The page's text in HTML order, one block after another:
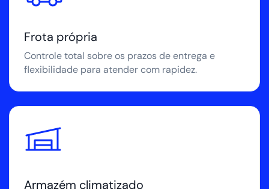
Frota própria
Controle total sobre os prazos de entrega e
flexibilidade para atender com rapidez.
Armazém climatizado